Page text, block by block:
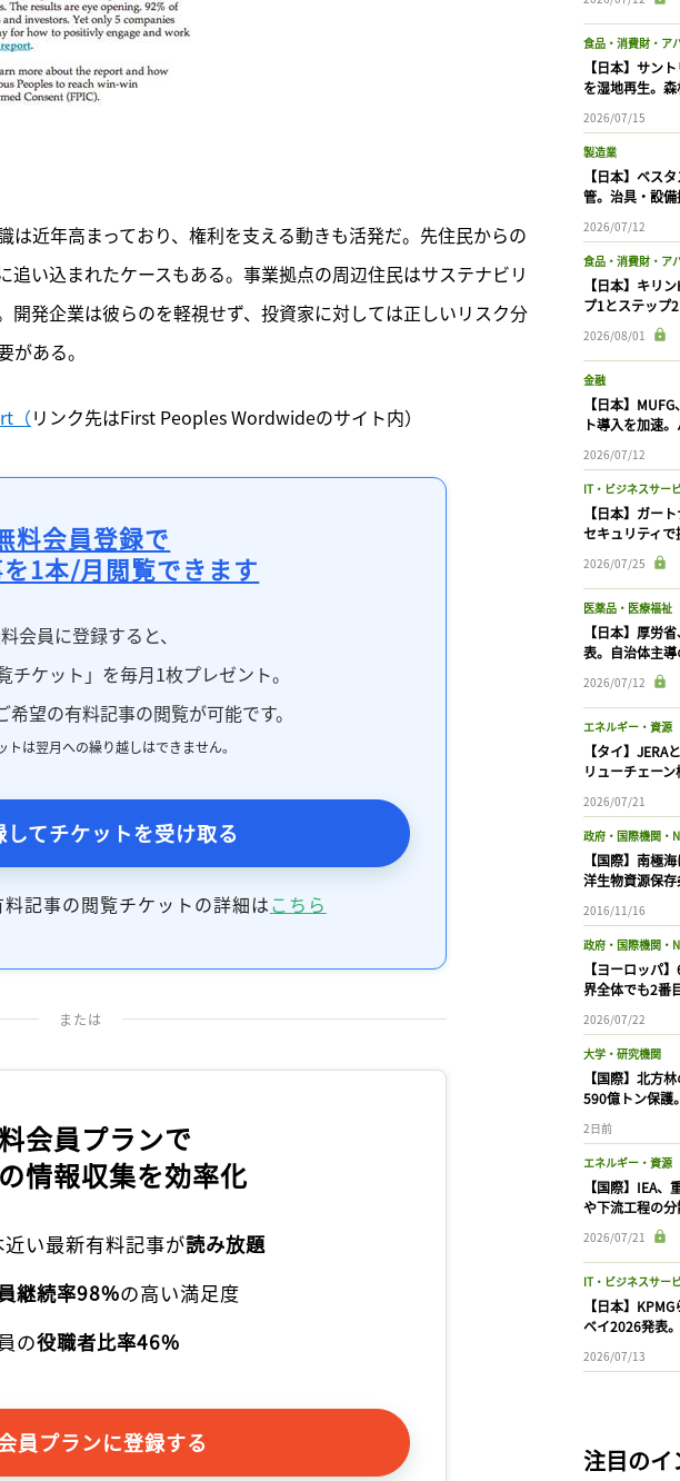
近年高まっており、権利を支える動きも活発だ。先住民からの
い込まれたケースもある。事業拠点の周辺住民はサステナビリ
開発企業は彼らのを軽視せず、投資家に対しては正しいリスク分
ある。
（リンク先はFirst Peoples Wordwideのサイト内）
料会員登録で
1本/月閲覧できます
会員に登録すると、
チケット」を毎月1枚プレゼント。
望の有料記事の閲覧が可能です。
は翌月への繰り越しはできません。
てチケットを受け取る
料記事の閲覧チケットの詳細はこちら
または
会員プランで
情報収集を効率化
い最新有料記事が読み放題
継続率98%の高い満足度
の役職者比率46%
員プランに登録する
食品・消費財・ア
【日本】サン
を湿地再生。
2026/07/15
製造業
【日本】ベス
管。治具・設
2026/07/12
食品・消費財・ア
【日本】キリ
プ1とステップ
2026/08/01
金融
【日本】
ト導入を加速
2026/07/12
IT・ビジネスサー
【日本】ガー
セキュリティ
2026/07/25
医薬品・医療福祉
【日本】厚労
表。自治体主
2026/07/12
エネルギー・資源
【タイ】
リューチェー
2026/07/21
政府・国際機関・
【国際】南極
洋生物資源保
2016/11/16
政府・国際機関・
【ヨーロッパ
界全体でも2番
2026/07/22
大学・研究機関
【国際】北方
590億トン保護
2日前
エネルギー・資源
【国際】IEA
や下流工程の
2026/07/21
IT・ビジネスサー
【日本】
ベイ2026発表
2026/07/13
注目のイ